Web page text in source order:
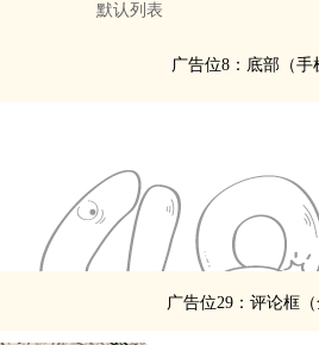
默认列表
广告位8：底部（手
广告位29：评论框（